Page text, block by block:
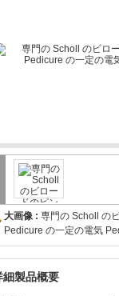
大画像 : 専門の Scholl の
Pedicure の一定の電気
細製品概要